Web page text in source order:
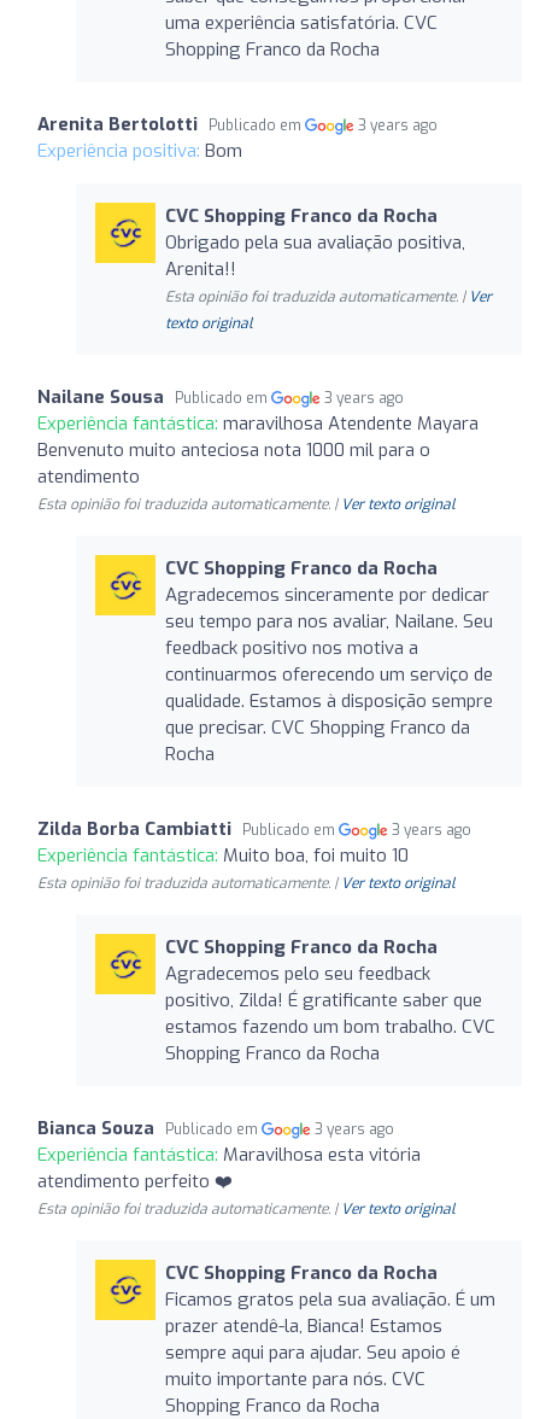
uma experiência satisfatória. CVC
Shopping Franco da Rocha
Arenita Bertolotti Publicado em 3 years ago
Experiência positiva: Bom
CVC Shopping Franco da Rocha
Obrigado pela sua avaliação positiva,
Arenita!!
Esta opinião foi traduzida automaticamente. | Ver
texto original
Nailane Sousa Publicado em 3 years ago
Experiência fantástica: maravilhosa Atendente Mayara
Benvenuto muito anteciosa nota 1000 mil para o
atendimento
Esta opinião foi traduzida automaticamente. | Ver texto original
CVC Shopping Franco da Rocha
Agradecemos sinceramente por dedicar
seu tempo para nos avaliar, Nailane. Seu
feedback positivo nos motiva a
continuarmos oferecendo um serviço de
qualidade. Estamos à disposição sempre
que precisar. CVC Shopping Franco da
Rocha
Zilda Borba Cambiatti Publicado em 3 years ago
Experiência fantástica: Muito boa, foi muito 10
Esta opinião foi traduzida automaticamente. | Ver texto original
CVC Shopping Franco da Rocha
Agradecemos pelo seu feedback
positivo, Zilda! É gratificante saber que
estamos fazendo um bom trabalho. CVC
Shopping Franco da Rocha
Bianca Souza Publicado em 3 years ago
Experiência fantástica: Maravilhosa esta vitória
atendimento perfeito ❤️
Esta opinião foi traduzida automaticamente. | Ver texto original
CVC Shopping Franco da Rocha
Ficamos gratos pela sua avaliação. É um
prazer atendê-la, Bianca! Estamos
sempre aqui para ajudar. Seu apoio é
muito importante para nós. CVC
Shopping Franco da Rocha